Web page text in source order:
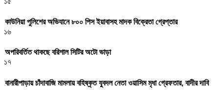
কাউনিয়া পুলিশের অভিযানে ৮০০ পিস ইয়াবাসহ মাদক বিক্রেতা গ্রেপ্তার
১৬
অপরিবর্তিত থাকছে বরিশাল সিটির অটো ভাড়া
১৭
বানারীপাড়ায় চাঁদাবাজি মামলায় বহিষ্কৃত যুবদল নেতা ওয়াসিম মৃধা গ্রেফতার, বাদীর দাবি